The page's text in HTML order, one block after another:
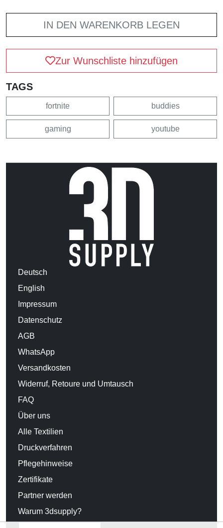
IN DEN WARENKORB LEGEN
Zur Wunschliste hinzufügen
TAGS
fortnite buddies
gaming youtube
Deutsch
English
Impressum
Datenschutz
AGB
WhatsApp
Versandkosten
Widerruf, Retoure und Umtausch
FAQ
Über uns
Alle Textilien
Druckverfahren
Pflegehinweise
Zertifikate
Partner werden
Warum 3dsupply?